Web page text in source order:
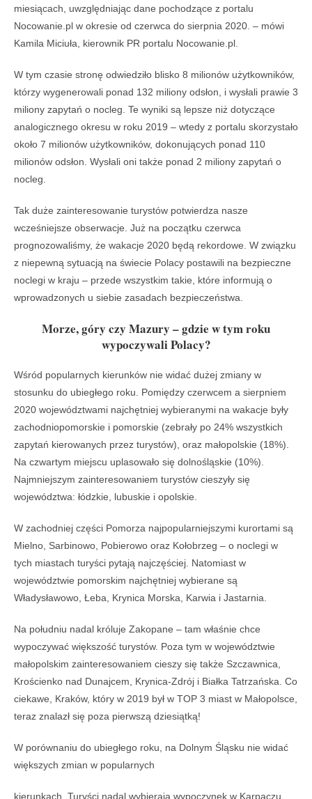
miesiącach, uwzględniając dane pochodzące z portalu
Nocowanie.pl w okresie od czerwca do sierpnia 2020. – mówi
Kamila Miciuła, kierownik PR portalu Nocowanie.pl.
W tym czasie stronę odwiedziło blisko 8 milionów użytkowników,
którzy wygenerowali ponad 132 miliony odsłon, i wysłali prawie 3
miliony zapytań o nocleg. Te wyniki są lepsze niż dotyczące
analogicznego okresu w roku 2019 – wtedy z portalu skorzystało
około 7 milionów użytkowników, dokonujących ponad 110
milionów odsłon. Wysłali oni także ponad 2 miliony zapytań o
nocleg.
Tak duże zainteresowanie turystów potwierdza nasze
wcześniejsze obserwacje. Już na początku czerwca
prognozowaliśmy, że wakacje 2020 będą rekordowe. W związku
z niepewną sytuacją na świecie Polacy postawili na bezpieczne
noclegi w kraju – przede wszystkim takie, które informują o
wprowadzonych u siebie zasadach bezpieczeństwa.
Morze, góry czy Mazury – gdzie w tym roku
wypoczywali Polacy?
Wśród popularnych kierunków nie widać dużej zmiany w
stosunku do ubiegłego roku. Pomiędzy czerwcem a sierpniem
2020 województwami najchętniej wybieranymi na wakacje były
zachodniopomorskie i pomorskie (zebrały po 24% wszystkich
zapytań kierowanych przez turystów), oraz małopolskie (18%).
Na czwartym miejscu uplasowało się dolnośląskie (10%).
Najmniejszym zainteresowaniem turystów cieszyły się
województwa: łódzkie, lubuskie i opolskie.
W zachodniej części Pomorza najpopularniejszymi kurortami są
Mielno, Sarbinowo, Pobierowo oraz Kołobrzeg – o noclegi w
tych miastach turyści pytają najczęściej. Natomiast w
województwie pomorskim najchętniej wybierane są
Władysławowo, Łeba, Krynica Morska, Karwia i Jastarnia.
Na południu nadal króluje Zakopane – tam właśnie chce
wypoczywać większość turystów. Poza tym w województwie
małopolskim zainteresowaniem cieszy się także Szczawnica,
Krościenko nad Dunajcem, Krynica-Zdrój i Białka Tatrzańska. Co
ciekawe, Kraków, który w 2019 był w TOP 3 miast w Małopolsce,
teraz znalazł się poza pierwszą dziesiątką!
W porównaniu do ubiegłego roku, na Dolnym Śląsku nie widać
większych zmian w popularnych
kierunkach. Turyści nadal wybierają wypoczynek w Karpaczu,